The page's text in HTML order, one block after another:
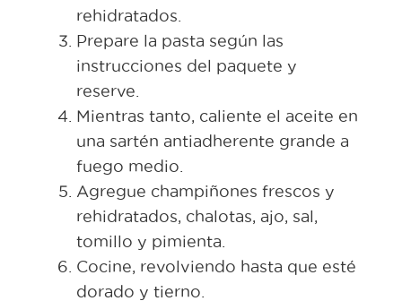
rehidratados.
Prepare la pasta según las
instrucciones del paquete y
reserve.
Mientras tanto, caliente el aceite en
una sartén antiadherente grande a
fuego medio.
Agregue champiñones frescos y
rehidratados, chalotas, ajo, sal,
tomillo y pimienta.
Cocine, revolviendo hasta que esté
dorado y tierno.